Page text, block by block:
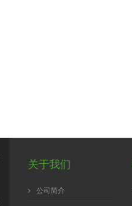
关于我们
公司简介